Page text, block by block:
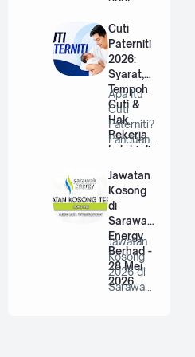
Berhad |
…
Cuti
Paterniti
2026:
Syarat,
Tempoh
Cuti &
Hak
Pekerja
Lelaki di
Apa Itu
Cuti
Paterniti?
Panduan
Untuk
Bap…
Jawatan
Kosong
di
Sarawak
Energy
Berhad -
28 Mei
2026
Jawatan
Kosong
2026 di
Sarawak